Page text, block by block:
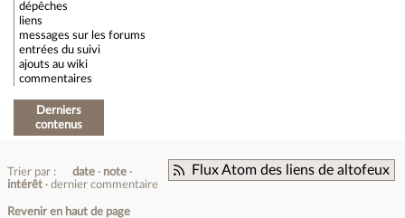
dépêches
liens
messages sur les forums
entrées du suivi
ajouts au wiki
commentaires
Derniers
contenus
Flux Atom des liens de altofeux
Trier par : date
note
intérêt
dernier commentaire
Revenir en haut de page